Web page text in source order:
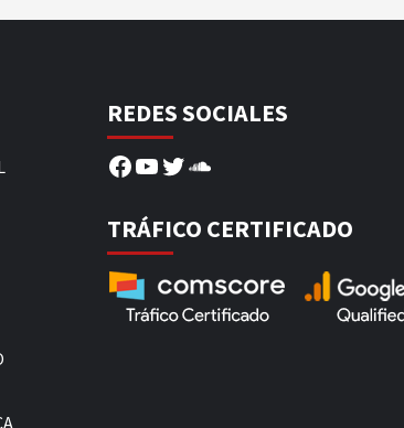
REDES SOCIALES
Facebook
YouTube
Twitter
SoundCloud
TRÁFICO CERTIFICADO